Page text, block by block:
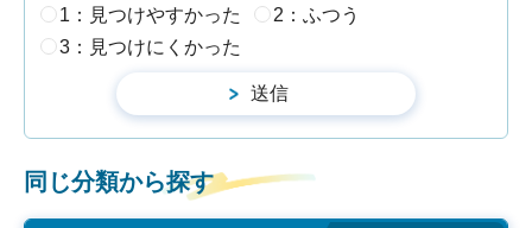
1：見つけやすかった
2：ふつう
3：見つけにくかった
同じ分類から探す